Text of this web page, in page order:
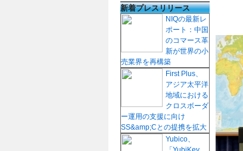
新着プレスリリース
NIQの最新レ
ポート：中国
のコマース革
新が世界の小
売業界を再構築
First Plus、
アジア太平洋
地域における
クロスボーダ
ー運用の支援に向け
SS&amp;Cとの提携を拡大
Yubico、